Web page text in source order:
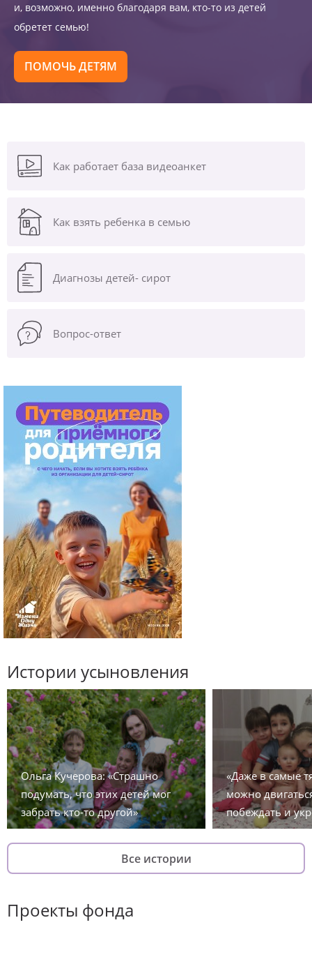
и, возможно, именно благодаря вам, кто-то из детей
обретет семью!
ПОМОЧЬ ДЕТЯМ
Как работает база видеоанкет
Как взять ребенка в семью
Диагнозы детей- сирот
Вопрос-ответ
Истории усыновления
Ольга Кучерова: «Страшно
подумать, что этих детей мог
забрать кто-то другой»
«Даже в самые
можно
побеждать и
Все истории
Проекты фонда